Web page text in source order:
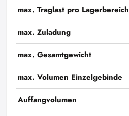
max. Traglast pro Lagerbereich
max. Zuladung
max. Gesamtgewicht
max. Volumen Einzelgebinde
Auffangvolumen